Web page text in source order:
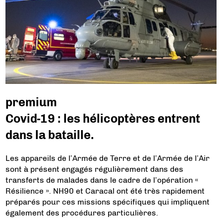
premium
Covid-19 : les hélicoptères entrent
dans la bataille.
Les appareils de l’Armée de Terre et de l’Armée de l’Air
sont à présent engagés régulièrement dans des
transferts de malades dans le cadre de l’opération «
Résilience ». NH90 et Caracal ont été très rapidement
préparés pour ces missions spécifiques qui impliquent
également des procédures particulières.